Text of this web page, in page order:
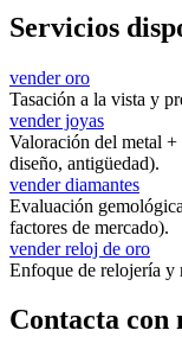
Servicios
vender oro
Tasación a la vista y
vender joyas
Valoración del metal +
diseño, antigüedad).
vender diamantes
Evaluación
factores de mercado).
vender reloj de oro
Enfoque de relojería y
Contacta con